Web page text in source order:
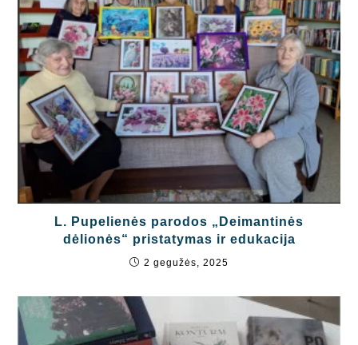
L. Pupelienės parodos „Deimantinės
dėlionės“ pristatymas ir edukacija
2 gegužės, 2025